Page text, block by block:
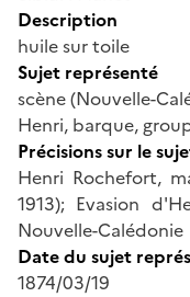
Description
huile sur toile
Sujet représenté
scène (Nouvelle-
Henri, barque,
Précisions sur le
Henri Rochefort,
1913); Evasion
Nouvelle-Calédonie
Date du sujet
1874/03/19